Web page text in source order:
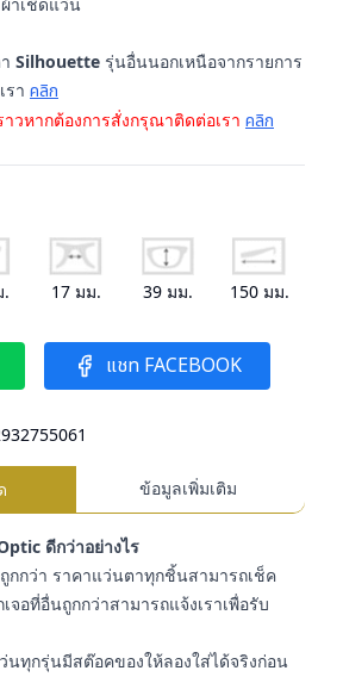
Silhouette รุ่นอื่นนอกเหนือจากรายการ
รา คลิก
วหากต้องการสั่งกรุณาติดต่อเรา คลิก
17มม. 39มม. 150มม.
แชท FACEBOOK
ข้อมูลเพิ่มเติม
ดีกว่าอย่างไร
กกว่า ราคาแว่นตาทุกชิ้นสามารถเช็ค
จอที่อื่นถูกกว่าสามารถแจ้งเราเพื่อรับ
นทุกรุ่นมีสต๊อคของให้ลองใส่ได้จริงก่อน